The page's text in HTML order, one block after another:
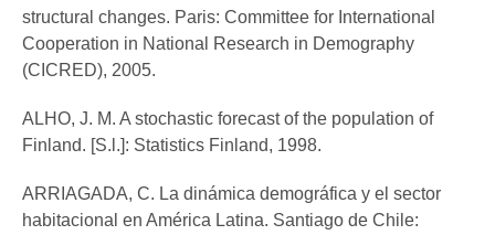
structural changes. Paris: Committee for International
Cooperation in National Research in Demography
(CICRED), 2005.
ALHO, J. M. A stochastic forecast of the population of
Finland. [S.l.]: Statistics Finland, 1998.
ARRIAGADA, C. La dinámica demográfica y el sector
habitacional en América Latina. Santiago de Chile: